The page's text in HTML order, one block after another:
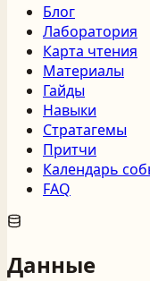
Блог
Лаборатория
Карта чтения
Материалы
Гайды
Навыки
Стратагемы
Притчи
Календарь
FAQ
Данные